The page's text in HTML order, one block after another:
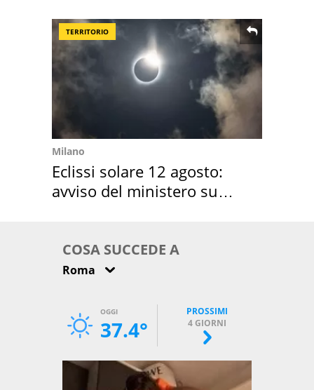
TERRITORIO
Milano
Eclissi solare 12 agosto:
avviso del ministero su